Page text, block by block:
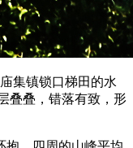
集镇锁口梯田的水
叠叠，错落有致，形